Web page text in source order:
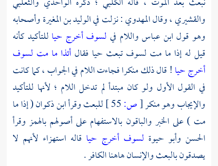
والقشيري ،وقالالمهدوي: نزلت فيالوليد بن المغيرةوأصحابه
وهو قول ابن عباسواللام في لسوف أخرج حيا للتأكيد كأنه
قيل له إذا ما مت لسوف تبعث حيا فقالأئذا ما مت لسوف
أخرج حيا! قال ذلك منكرا فجاءت اللام في الجواب ، كما كانت
في القول الأول ولو كان مبتدأ لم تدخل اللام ؛ لأنها للتأكيد
والإيجاب وهو منكر[ص: للبعث وقرأابن ذكوان( إذا ما
مت ) على الخبر والباقون بالاستفهام على أصولهم بالهمز وقرأ
الحسن وأبو حيوة لسوف أخرج حيا قاله استهزاء لأنهم لا
يصدقون بالبعث والإنسان هاهنا الكافر .